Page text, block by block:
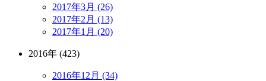
2017年3月 (26)
2017年2月 (13)
2017年1月 (20)
2016年 (423)
2016年12月 (34)